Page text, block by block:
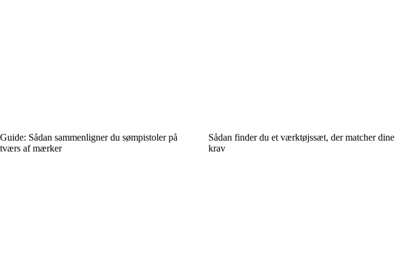
Guide: Sådan sammenligner du sømpistoler på
tværs af mærker
Sådan finder du et værktøjssæt, der matcher dine
krav